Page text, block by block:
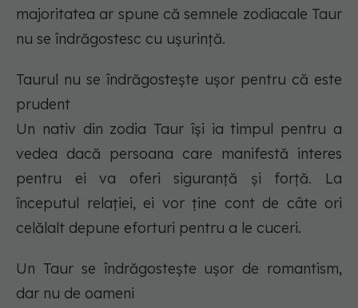
majoritatea ar spune că semnele zodiacale Taur
nu se îndrăgostesc cu ușurință.
Taurul nu se îndrăgostește ușor pentru că este
prudent
Un nativ din zodia Taur își ia timpul pentru a
vedea dacă persoana care manifestă interes
pentru ei va oferi siguranță și forță. La
începutul relației, ei vor ține cont de câte ori
celălalt depune eforturi pentru a le cuceri.
Un Taur se îndrăgostește ușor de romantism,
dar nu de oameni